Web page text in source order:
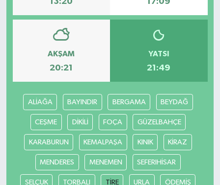
AKŞAM
20:21
YATSI
21:49
ALİAĞA BAYINDIR BERGAMA BEYDAĞ
CEŞME DİKİLİ FOÇA GÜZELBAHÇE
KARABURUN KEMALPAŞA KINIK KİRAZ
MENDERES MENEMEN SEFERIHİSAR
SELÇUK TORBALI TİRE URLA ÖDEMİŞ